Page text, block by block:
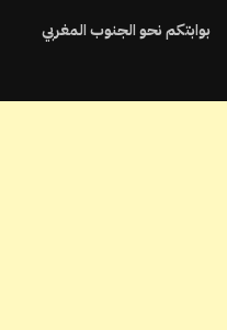
بوابتكم نحو الجنوب المغربي